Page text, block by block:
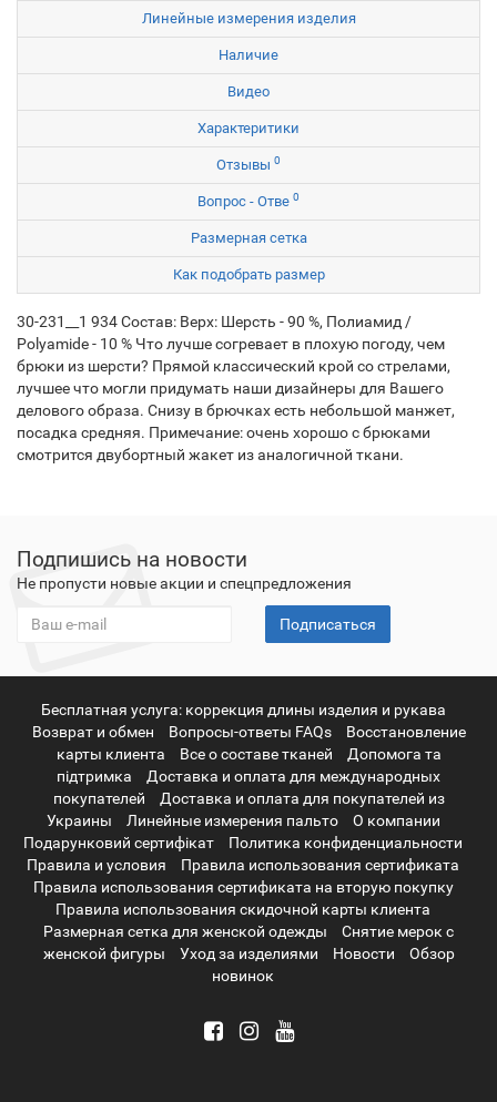
Линейные измерения изделия
Наличие
Видео
Характеритики
Отзывы 0
Вопрос - Отве 0
Размерная сетка
Как подобрать размер
30-231__1 934 Состав: Верх: Шерсть - 90 %, Полиамид /
Polyamide - 10 % Что лучше согревает в плохую погоду, чем
брюки из шерсти? Прямой классический крой со стрелами,
лучшее что могли придумать наши дизайнеры для Вашего
делового образа. Снизу в брючках есть небольшой манжет,
посадка средняя. Примечание: очень хорошо с брюками
смотрится двубортный жакет из аналогичной ткани.
Подпишись на новости
Не пропусти новые акции и спецпредложения
Подписаться
Бесплатная услуга: коррекция длины изделия и рукава
Возврат и обмен
Вопросы-ответы FAQs
Восстановление
карты клиента
Все о составе тканей
Допомога та
підтримка
Доставка и оплата для международных
покупателей
Доставка и оплата для покупателей из
Украины
Линейные измерения пальто
О компании
Подарунковий сертифікат
Политика конфиденциальности
Правила и условия
Правила использования сертификата
Правила использования сертификата на вторую покупку
Правила использования скидочной карты клиента
Размерная сетка для женской одежды
Снятие мерок с
женской фигуры
Уход за изделиями Новости
Обзор
новинок